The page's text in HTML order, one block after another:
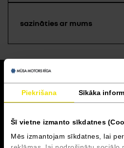
Piekrišana Sīkāka
Šī vietne izmanto sīkdatnes
Mēs izmantojam sīkdatnes, lai
sazināties ar mums
Serviss